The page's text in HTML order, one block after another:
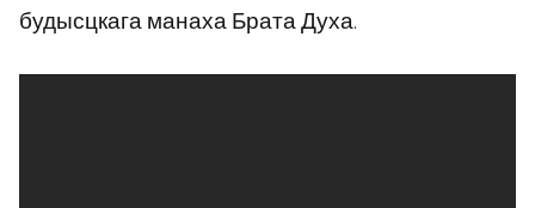
будысцкага манаха Брата Духа.